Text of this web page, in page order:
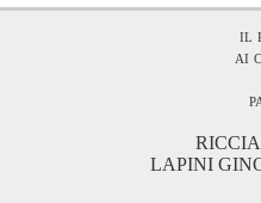
il
ai
LAPINI